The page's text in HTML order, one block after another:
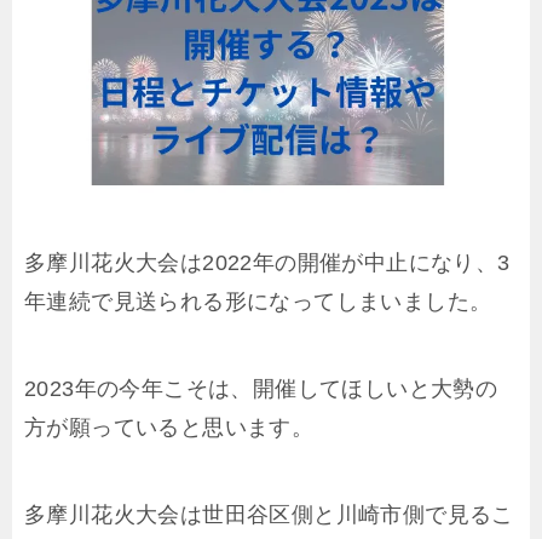
多摩川花火大会は2022年の開催が中止になり、3
年連続で見送られる形になってしまいました。
2023年の今年こそは、開催してほしいと大勢の
方が願っていると思います。
多摩川花火大会は世田谷区側と川崎市側で見るこ